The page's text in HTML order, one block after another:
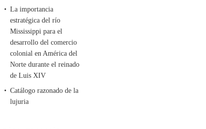
La importancia
estratégica del río
Mississippi para el
desarrollo del comercio
colonial en América del
Norte durante el reinado
de Luis XIV
Catálogo razonado de la
lujuria